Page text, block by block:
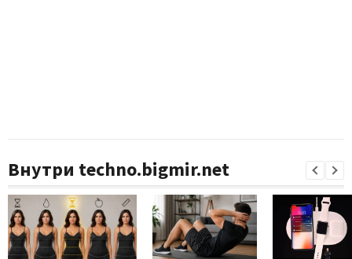
Внутри techno.bigmir.net